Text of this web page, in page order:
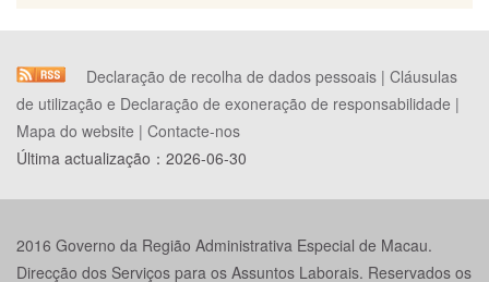
Declaração de recolha de dados pessoais | Cláusulas
de utilização e Declaração de exoneração de responsabilidade |
Mapa do website | Contacte-nos
Última actualização： 2026-06-30
2016 Governo da Região Administrativa Especial de Macau.
Direcção dos Serviços para os Assuntos Laborais. Reservados os